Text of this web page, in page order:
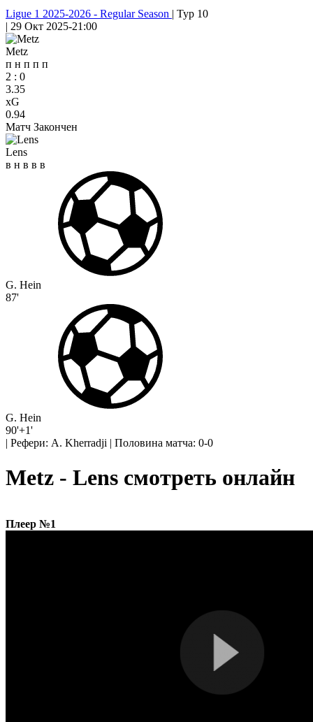
Ligue 1 2025-2026 - Regular Season | Тур 10
| 29 Окт 2025-21:00
Metz
п н п п п
2 : 0
3.35
xG
0.94
Матч Закончен
Lens
в н в в в
G. Hein
87'
G. Hein
90'+1'
| Рефери: A. Kherradji | Половина матча: 0-0
Metz - Lens смотреть онлайн
Плеер №1